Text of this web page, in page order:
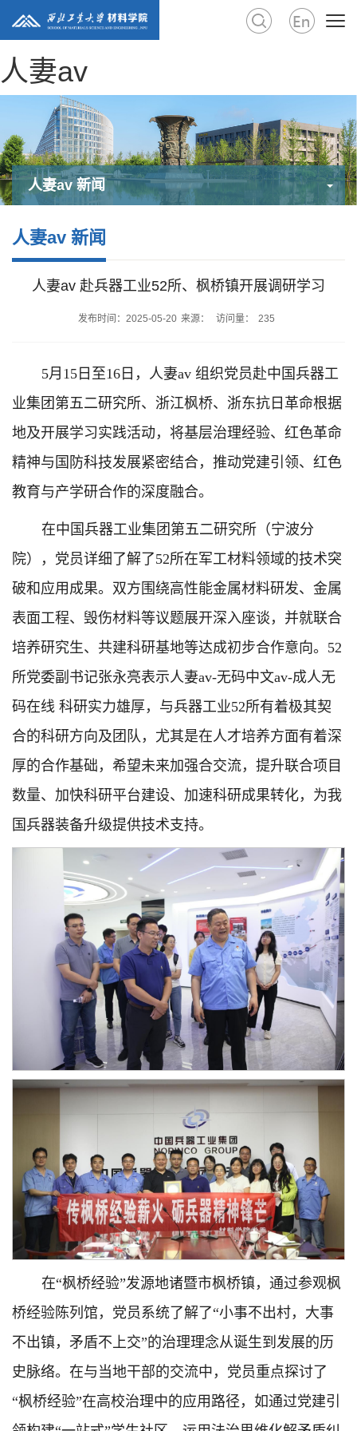
人妻av
人妻av 新闻
人妻av 新闻
人妻av 赴兵器工业52所、枫桥镇开展调研学习
发布时间：2025-05-20 来源： 访问量： 235
5月15日至16日，人妻av 组织党员赴中国兵器工
业集团第五二研究所、浙江枫桥、浙东抗日革命根据
地及开展学习实践活动，将基层治理经验、红色革命
精神与国防科技发展紧密结合，推动党建引领、红色
教育与产学研合作的深度融合。
在中国兵器工业集团第五二研究所（宁波分
院），党员详细了解了52所在军工材料领域的技术突
破和应用成果。双方围绕高性能金属材料研发、金属
表面工程、毁伤材料等议题展开深入座谈，并就联合
培养研究生、共建科研基地等达成初步合作意向。52
所党委副书记张永亮表示人妻av-无码中文av-成人无
码在线 科研实力雄厚，与兵器工业52所有着极其契
合的科研方向及团队，尤其是在人才培养方面有着深
厚的合作基础，希望未来加强合交流，提升联合项目
数量、加快科研平台建设、加速科研成果转化，为我
国兵器装备升级提供技术支持。
在“枫桥经验”发源地诸暨市枫桥镇，通过参观枫
桥经验陈列馆，党员系统了解了“小事不出村，大事
不出镇，矛盾不上交”的治理理念从诞生到发展的历
史脉络。在与当地干部的交流中，党员重点探讨了
“枫桥经验”在高校治理中的应用路径，如通过党建引